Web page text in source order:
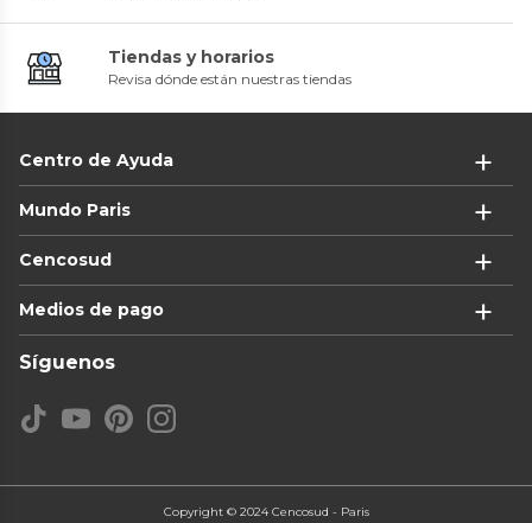
Tiendas y horarios
Revisa dónde están nuestras tiendas
Centro de Ayuda
Mundo Paris
Cencosud
Medios de pago
Síguenos
Copyright © 2024 Cencosud - Paris